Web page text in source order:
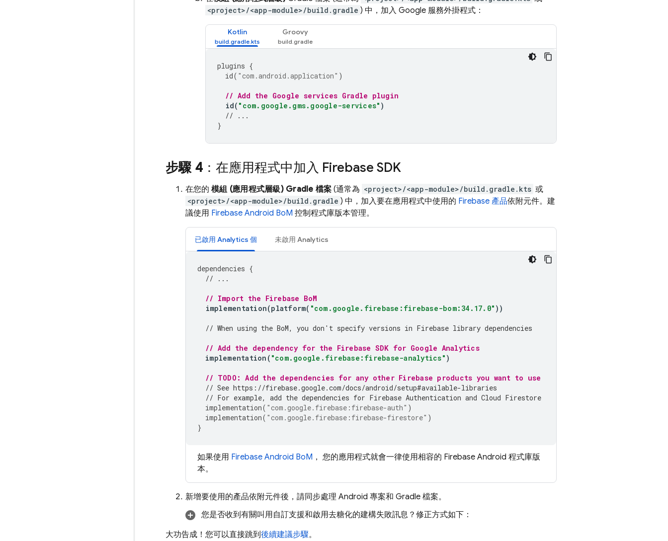
<project>/<app-module>/build.gradle ) 中，加入 Google 服務外掛程式：
Kotlin Groovy
plugins {
id( "com.android.application" )
// Add the Google services Gradle plugin
id( "com.google.gms.google-services" )
// ...
}
步驟 4 ：在應用程式中加入 Firebase SDK
在您的 模組 (應用程式層級) Gradle 檔案 (通常為 <project>/<app-module>/build.gradle.kts 或
<project>/<app-module>/build.gradle ) 中，加入要在應用程式中使用的 Firebase 產品依附元件。建
議使用 Firebase Android BoM 控制程式庫版本管理。
已啟用 Analytics 個 未啟用 Analytics
dependencies {
// ...
// Import the Firebase BoM
implementation(platform( "com.google.firebase:firebase-bom:34.17.0" ))
// When using the BoM, you don't specify versions in Firebase library dependencies
// Add the dependency for the Firebase SDK for Google Analytics
implementation ( "com.google.firebase:firebase-analytics" )
// TODO: Add the dependencies for any other Firebase products you want to use
// See https://firebase.google.com/docs/android/setup#available-libraries
// For example, add the dependencies for Firebase Authentication and Cloud Firestore
implementation( "com.google.firebase:firebase-auth" )
implementation( "com.google.firebase:firebase-firestore" )
}
如果使用 Firebase Android BoM ， 您的應用程式就會一律使用相容的 Firebase Android 程式庫版
本。
新增要使用的產品依附元件後，請同步處理 Android 專案和 Gradle 檔案。
您是否收到有關叫用自訂支援和啟用去糖化的建構失敗訊息？修正方式如下：
大功告成！您可以直接跳到後續建議步驟。